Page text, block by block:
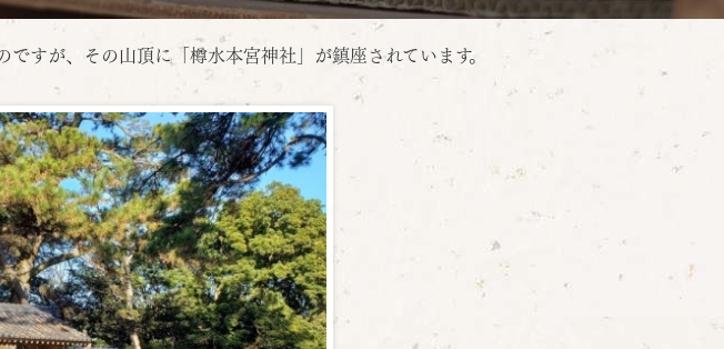
すが、その山頂に「樽水本宮神社」が鎮座されています。